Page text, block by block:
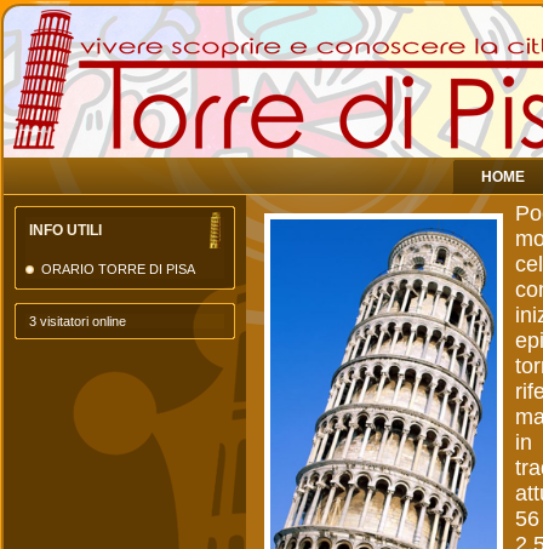
HOME
INFO UTILI
ORARIO TORRE DI PISA
3 visitatori online
in